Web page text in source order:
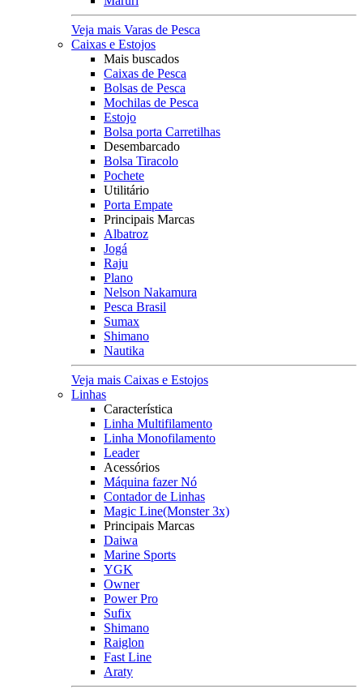
Veja mais Varas de Pesca
Caixas e Estojos
Mais buscados
Caixas de Pesca
Bolsas de Pesca
Mochilas de Pesca
Estojo
Bolsa porta Carretilhas
Desembarcado
Bolsa Tiracolo
Pochete
Utilitário
Porta Empate
Principais Marcas
Albatroz
Jogá
Raju
Plano
Nelson Nakamura
Pesca Brasil
Sumax
Shimano
Nautika
Veja mais Caixas e Estojos
Linhas
Característica
Linha Multifilamento
Linha Monofilamento
Leader
Acessórios
Máquina fazer Nó
Contador de Linhas
Magic Line(Monster 3x)
Principais Marcas
Daiwa
Marine Sports
YGK
Owner
Power Pro
Sufix
Shimano
Raiglon
Fast Line
Araty